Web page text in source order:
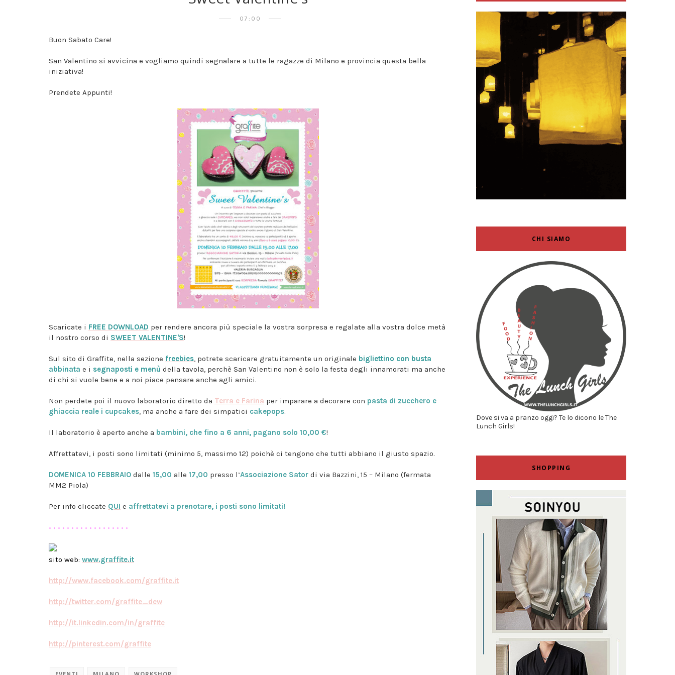
07:00
Buon Sabato Care!
San Valentino si avvicina e vogliamo quindi segnalare a tutte le ragazze di Milano e provincia questa bella
iniziativa!
Prendete Appunti!
Scaricate i FREE DOWNLOAD per rendere ancora più speciale la vostra sorpresa e regalate alla vostra dolce metà
il nostro corso di SWEET VALENTINE'S!
Sul sito di Graffite, nella sezione freebies, potrete scaricare gratuitamente un originale bigliettino con busta
abbinata e i segnaposti e menù della tavola, perchè San Valentino non è solo la festa degli innamorati ma anche
di chi si vuole bene e a noi piace pensare anche agli amici.
Non perdete poi il nuovo laboratorio diretto da Terra e Farina per imparare a decorare con pasta di zucchero e
ghiaccia reale i cupcakes, ma anche a fare dei simpatici cakepops.
Il laboratorio è aperto anche a bambini, che fino a 6 anni, pagano solo 10,00 €!
Affrettatevi, i posti sono limitati (minimo 5, massimo 12) poichè ci tengono che tutti abbiano il giusto spazio.
DOMENICA 10 FEBBRAIO dalle 15,00 alle 17,00 presso l’Associazione Sator di via Bazzini, 15 – Milano (fermata
MM2 Piola)
Per info cliccate QUI e affrettatevi a prenotare, i posti sono limitati!
• • • • • • • • • • • • • • • • • •
sito web: www.graffite.it
http://www.facebook.com/graffite.it
http://twitter.com/graffite_dew
http://it.linkedin.com/in/graffite
http://pinterest.com/graffite
CHI SIAMO
Dove si va a pranzo oggi? Te lo dicono le The
Lunch Girls!
SHOPPING